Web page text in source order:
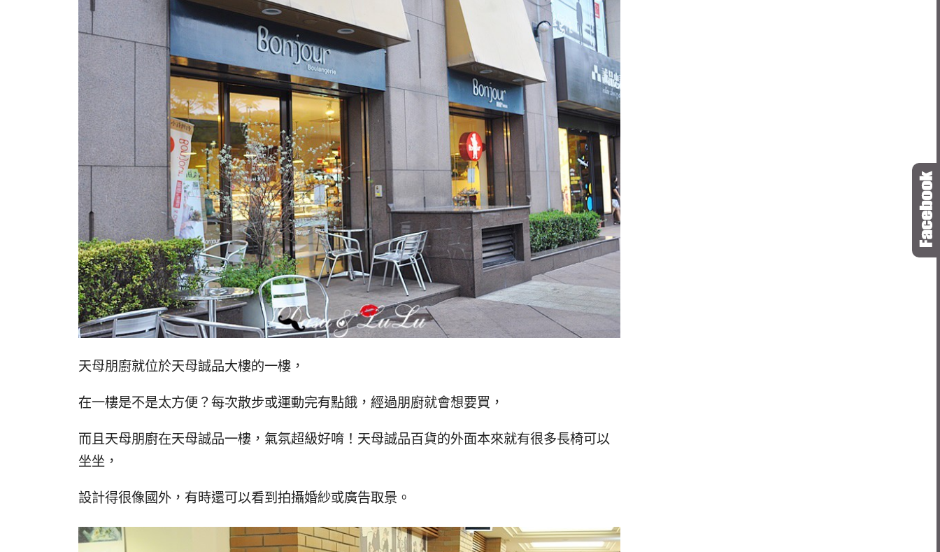
天母朋廚就位於天母誠品大樓的一樓，
在一樓是不是太方便？每次散步或運動完有點餓，經過朋廚就會想要買，
而且天母朋廚在天母誠品一樓，氣氛超級好唷！天母誠品百貨的外面本來就有很多長椅可以
坐坐，
設計得很像國外，有時還可以看到拍攝婚紗或廣告取景。